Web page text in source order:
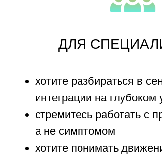
хотите разбираться в сенсорной
стремитесь работать с причиной,
хотите понимать движение, опору,
цените системный подход и научную
основу